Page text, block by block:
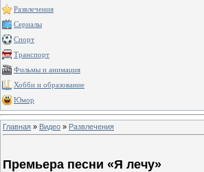
Развлечения
Сериалы
Спорт
Транспорт
Фильмы и анимация
Хобби и образование
Юмор
Главная » Видео » Развлечения
Премьера песни «Я лечу»